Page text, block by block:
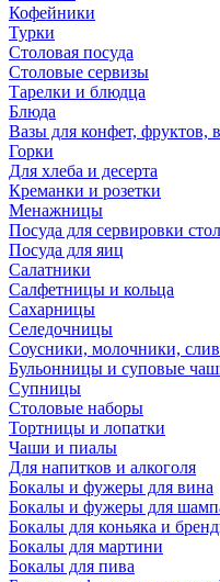
Кофейники
Турки
Столовая посуда
Столовые сервизы
Тарелки и блюдца
Блюда
Вазы для конфет, фруктов,
Горки
Для хлеба и десерта
Креманки и розетки
Менажницы
Посуда для сервировки
Посуда для яиц
Салатники
Салфетницы и кольца
Сахарницы
Селедочницы
Соусники, молочники,
Бульонницы и суповые
Супницы
Столовые наборы
Тортницы и лопатки
Чаши и пиалы
Для напитков и алкоголя
Бокалы и фужеры для вина
Бокалы и фужеры для
Бокалы для коньяка и
Бокалы для мартини
Бокалы для пива